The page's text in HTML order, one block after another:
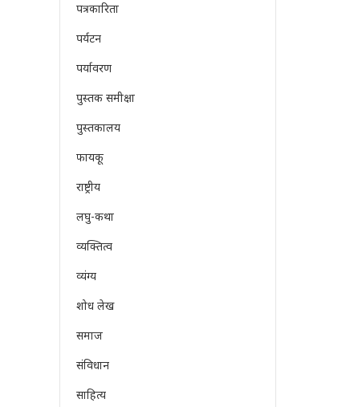
पत्रकारिता
पर्यटन
पर्यावरण
पुस्तक समीक्षा
पुस्तकालय
फायकू
राष्ट्रीय
लघु-कथा
व्यक्तित्व
व्यंग्य
शोध लेख
समाज
संविधान
साहित्य